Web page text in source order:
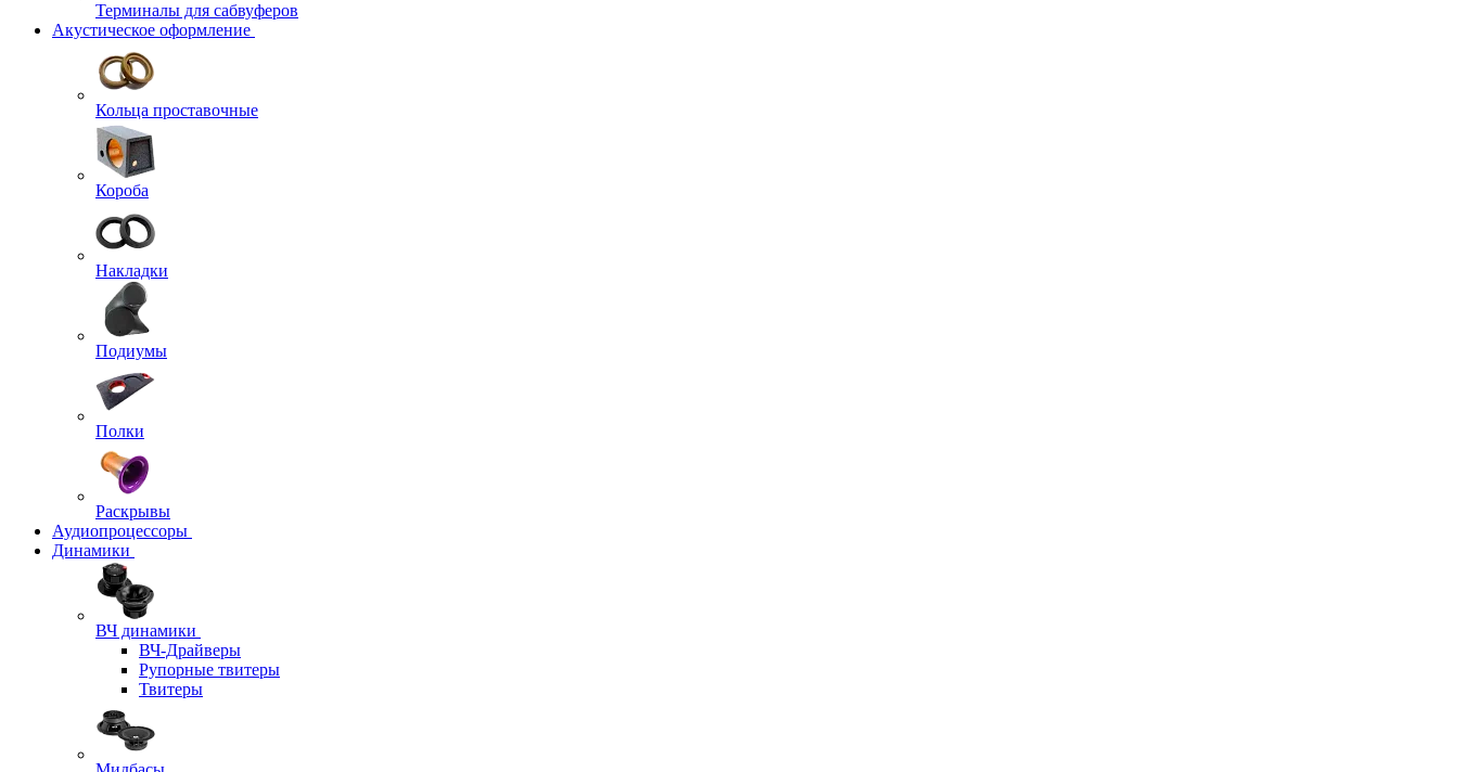
Терминалы для сабвуферов
Акустическое оформление
Кольца проставочные
Короба
Накладки
Подиумы
Полки
Раскрывы
Аудиопроцессоры
Динамики
ВЧ динамики
ВЧ-Драйверы
Рупорные твитеры
Твитеры